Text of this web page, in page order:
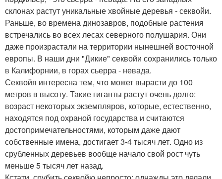
склонах растут уникальные хвойные деревья - секвойи.
Раньше, во времена динозавров, подобные растения
встречались во всех лесах северного полушария. Они
даже произрастали на территории нынешней восточной
европы. В наши дни "Дикие" секвойи сохранились только
в Калифорнии, в горах сьерра - невада.
Секвойя интересна тем, что может вырасти до 100
метров в высоту. Такие гиганты растут очень долго:
возраст некоторых экземпляров, которые, естественно,
находятся под охраной государства и считаются
достопримечательностями, которым даже дают
собственные имена, достигает 3-4 тысяч лет. Одно из
срубленных деревьев вообще начало свой рост чуть
меньше 5 тысяч лет назад.